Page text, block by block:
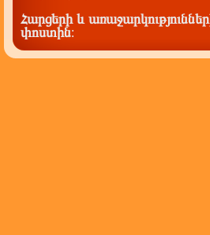
Հարցերի և
փոստին: